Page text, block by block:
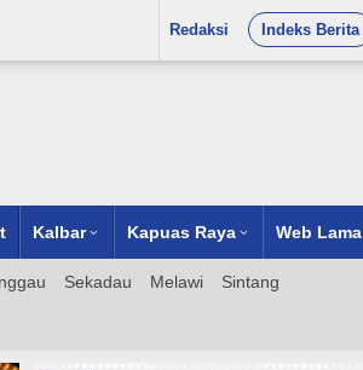
Redaksi Indeks Berita
Kalbar Kapuas Raya Web Lama
Sekadau Melawi Sintang